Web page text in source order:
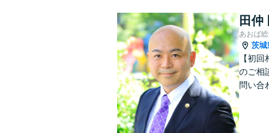
田仲
あおば
茨城
【初
のご相
問い合